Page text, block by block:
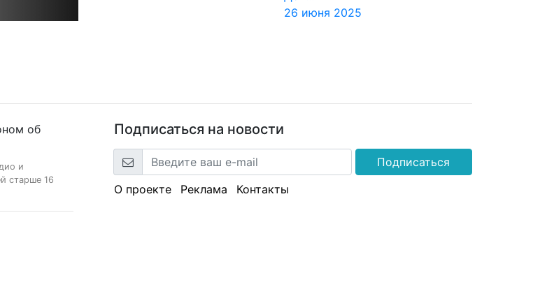
26 июня 2025
об
и
старше 16
Подписаться на новости
Подписаться
О проекте
Реклама Контакты